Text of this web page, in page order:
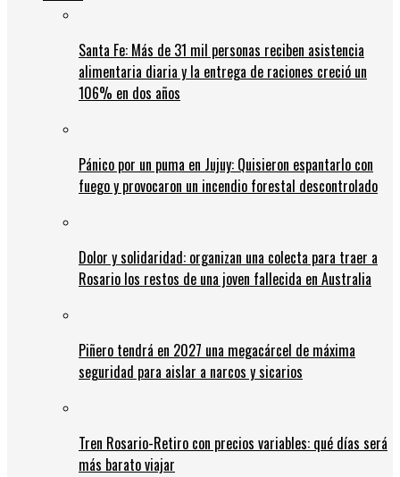
Santa Fe: Más de 31 mil personas reciben asistencia
alimentaria diaria y la entrega de raciones creció un
106% en dos años
Pánico por un puma en Jujuy: Quisieron espantarlo con
fuego y provocaron un incendio forestal descontrolado
Dolor y solidaridad: organizan una colecta para traer a
Rosario los restos de una joven fallecida en Australia
Piñero tendrá en 2027 una megacárcel de máxima
seguridad para aislar a narcos y sicarios
Tren Rosario-Retiro con precios variables: qué días será
más barato viajar